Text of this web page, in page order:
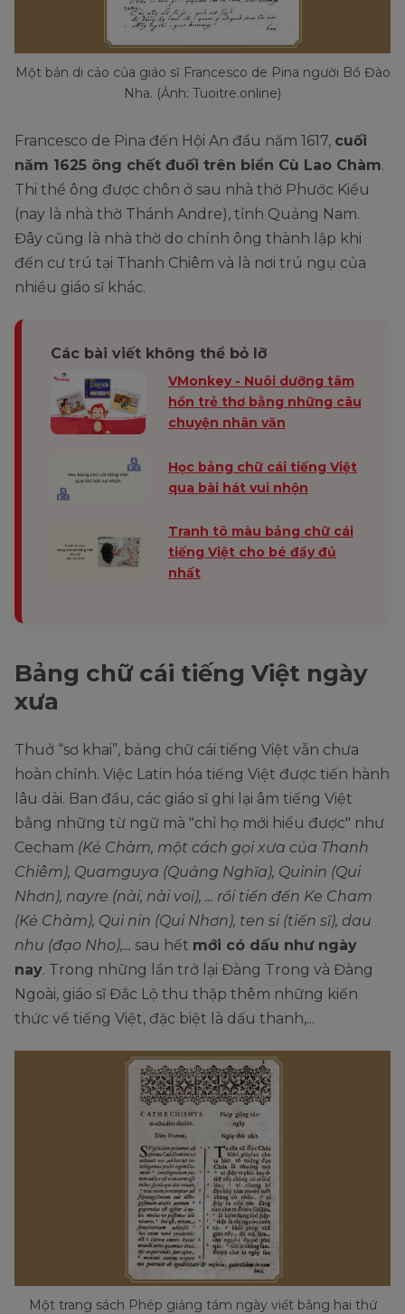
Một bản di cảo của giáo sĩ Francesco de Pina người Bồ Đào
Nha. (Ảnh: Tuoitre.online)
Francesco de Pina đến Hội An đầu năm 1617, cuối
năm 1625 ông chết đuối trên biển Cù Lao Chàm.
Thi thể ông được chôn ở sau nhà thờ Phước Kiều
(nay là nhà thờ Thánh Andre), tỉnh Quảng Nam.
Đây cũng là nhà thờ do chính ông thành lập khi
đến cư trú tại Thanh Chiêm và là nơi trú ngụ của
nhiều giáo sĩ khác.
Các bài viết không thể bỏ lỡ
VMonkey - Nuôi dưỡng tâm
hồn trẻ thơ bằng những câu
chuyện nhân văn
Học bảng chữ cái tiếng Việt
qua bài hát vui nhộn
Tranh tô màu bảng chữ cái
tiếng Việt cho bé đầy đủ
nhất
Bảng chữ cái tiếng Việt ngày
xưa
Thuở “sơ khai”, bảng chữ cái tiếng Việt vẫn chưa
hoàn chỉnh. Việc Latin hóa tiếng Việt được tiến hành
lâu dài. Ban đầu, các giáo sĩ ghi lại âm tiếng Việt
bằng những từ ngữ mà "chỉ họ mới hiểu được" như
Cecham (Kẻ Chàm, một cách gọi xưa của Thanh
Chiêm), Quamguya (Quảng Nghĩa), Quinin (Qui
Nhơn), nayre (nài, nài voi), ... rồi tiến đến Ke Cham
(Kẻ Chàm), Qui nin (Qui Nhơn), ten si (tiến sĩ), dau
nhu (đạo Nho),... sau hết mới có dấu như ngày
nay. Trong những lần trở lại Đàng Trong và Đàng
Ngoài, giáo sĩ Đắc Lộ thu thập thêm những kiến
thức về tiếng Việt, đặc biệt là dấu thanh,...
Một trang sách Phép giảng tám ngày viết bằng hai thứ